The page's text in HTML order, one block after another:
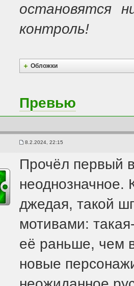
остановятся
контроль!
Обложки
Превью
8.2.2024, 22:15
Прочёл первый
неоднозначное.
джедая, такой
мотивами:
её раньше, чем
новые